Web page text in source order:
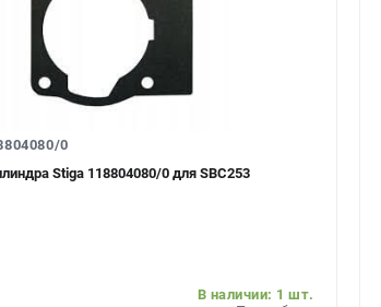
0
Stiga 118804080/0 для SBC253
В наличии: 1 шт.